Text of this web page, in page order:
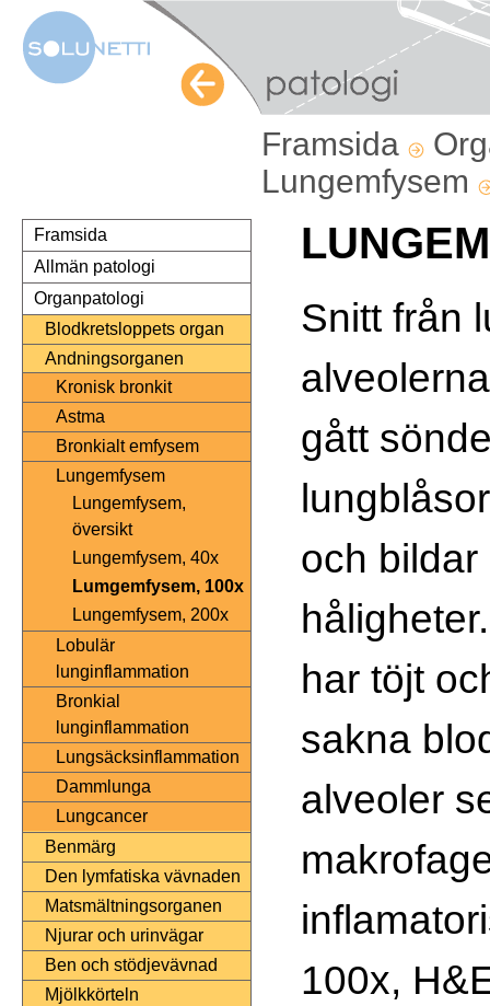
Framsida
Lungemfysem
Framsida
Allmän patologi
Organpatologi
Blodkretsloppets organ
Andningsorganen
Kronisk bronkit
Astma
Bronkialt emfysem
Lungemfysem
Lungemfysem,
översikt
Lungemfysem, 40x
Lumgemfysem, 100x
Lungemfysem, 200x
Lobulär
lunginflammation
Bronkial
lunginflammation
Lungsäcksinflammation
Dammlunga
Lungcancer
Benmärg
Den lymfatiska vävnaden
Matsmältningsorganen
Njurar och urinvägar
Ben och stödjevävnad
Mjölkkörteln
Snitt från
gått
och bildar
har töjt
sakna
alveoler
100x,